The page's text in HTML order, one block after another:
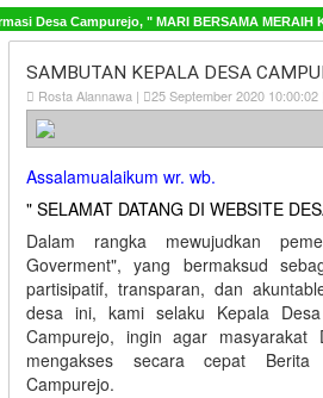
Desa Campurejo, " MARI BERSAMA MERAIH
SAMBUTAN KEPALA DESA
Rosta Alannawa | 25 September 2020 10:00:02 |
Assalamualaikum wr. wb.
" SELAMAT DATANG DI WEBSITE
Dalam rangka mewujudkan
Goverment", yang bermaksud
partisipatif, transparan, dan
desa ini, kami selaku Kepala
Campurejo, ingin agar masyarakat
mengakses secara cepat
Campurejo.